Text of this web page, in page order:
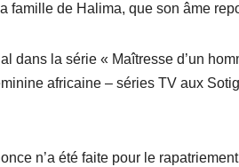
famille de Halima, que son âme
dans la série « Maîtresse d’un
africaine – séries TV aux
n’a été faite pour le